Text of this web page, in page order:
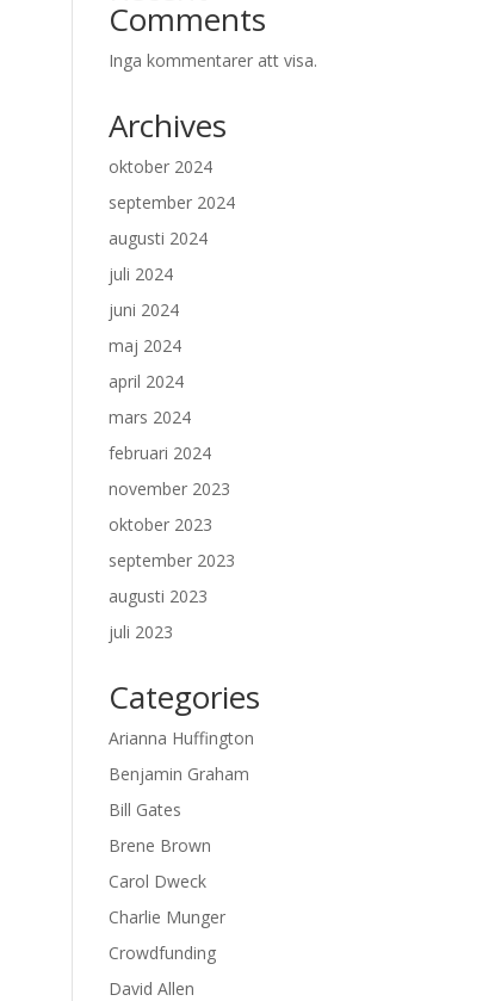
Comments
Inga kommentarer att visa.
Archives
oktober 2024
september 2024
augusti 2024
juli 2024
juni 2024
maj 2024
april 2024
mars 2024
februari 2024
november 2023
oktober 2023
september 2023
augusti 2023
juli 2023
Categories
Arianna Huffington
Benjamin Graham
Bill Gates
Brene Brown
Carol Dweck
Charlie Munger
Crowdfunding
David Allen